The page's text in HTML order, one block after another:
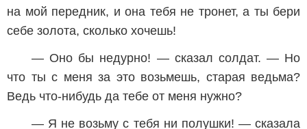
на мой передник, и она тебя не тронет, а ты бери
себе золота, сколько хочешь!
— Оно бы недурно! — сказал солдат. — Но
что ты с меня за это возьмешь, старая ведьма?
Ведь что-нибудь да тебе от меня нужно?
— Я не возьму с тебя ни полушки! — сказала